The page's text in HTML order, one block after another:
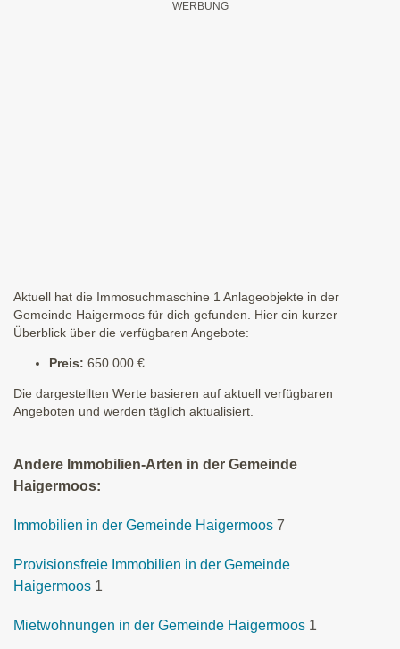
Aktuell hat die Immosuchmaschine 1 Anlageobjekte in der
Gemeinde Haigermoos für dich gefunden. Hier ein kurzer
Überblick über die verfügbaren Angebote:
Preis: 650.000 €
Die dargestellten Werte basieren auf aktuell verfügbaren
Angeboten und werden täglich aktualisiert.
Andere Immobilien-Arten in der Gemeinde
Haigermoos:
Immobilien in der Gemeinde Haigermoos 7
Provisionsfreie Immobilien in der Gemeinde
Haigermoos 1
Mietwohnungen in der Gemeinde Haigermoos 1